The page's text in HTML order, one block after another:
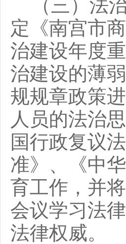
（三）法
定《南宫市
治建设年度
治建设的薄
规规章政策
人员的法治
国行政复议
准》、《中
育工作，并
会议学习法
法律权威。